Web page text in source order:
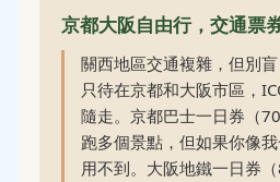
京都大阪自由行，交通票
關西地區交通複雜，但別
只待在京都和大阪市區，
隨走。京都巴士一日券（
跑多個景點，但如果你像
用不到。大阪地鐵一日券